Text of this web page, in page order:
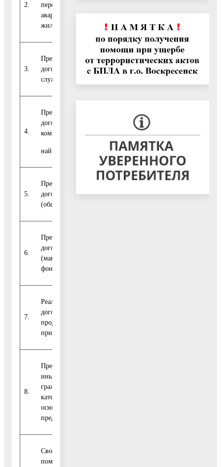
2.
переселяемым из
аварийного
жилищного фонда
3.
Предоставлены по
договорам
служебного найма
0 0 0
4.
Предоставлены по
договорам
коммерческого
найма
0
5.
Предоставлены по
договорам найма
(общежитие)
0 0 0 0
6.
Предоставлены по
договорам найма
(маневренный
фонд)
7.
Реализованы по
договорам купли-
продажи (кроме
приватизации)
8.
Предоставлены
иным категориям
граждан (указать
категорию и
основание
предоставления)
Свободные жилые
помещения